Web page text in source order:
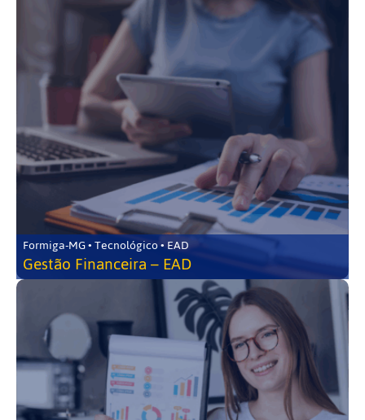
Formiga-MG • Tecnológico • EAD
Gestão Financeira – EAD